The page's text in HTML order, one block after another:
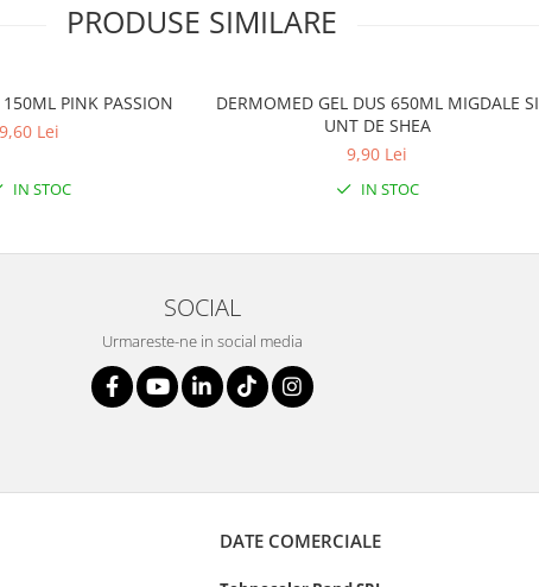
PRODUSE SIMILARE
150ML PINK PASSION
9,60 Lei
IN STOC
DERMOMED GEL DUS 650ML MIGDALE SI
UNT DE SHEA
9,90 Lei
IN STOC
SOCIAL
Urmareste-ne in social media
DATE COMERCIALE